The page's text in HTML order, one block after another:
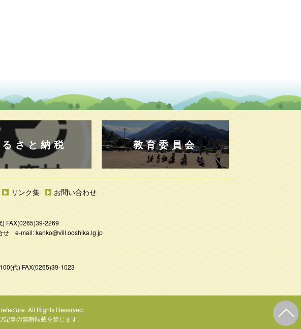
さと納税 教育委員会
リンク集 お問い合わせ
) FAX(0265)39-2269
せ e-mail:kanko@vill.ooshika.lg.jp
代) FAX(0265)39-1023
All Rights Reserved.
記事の無断転載を禁じます。